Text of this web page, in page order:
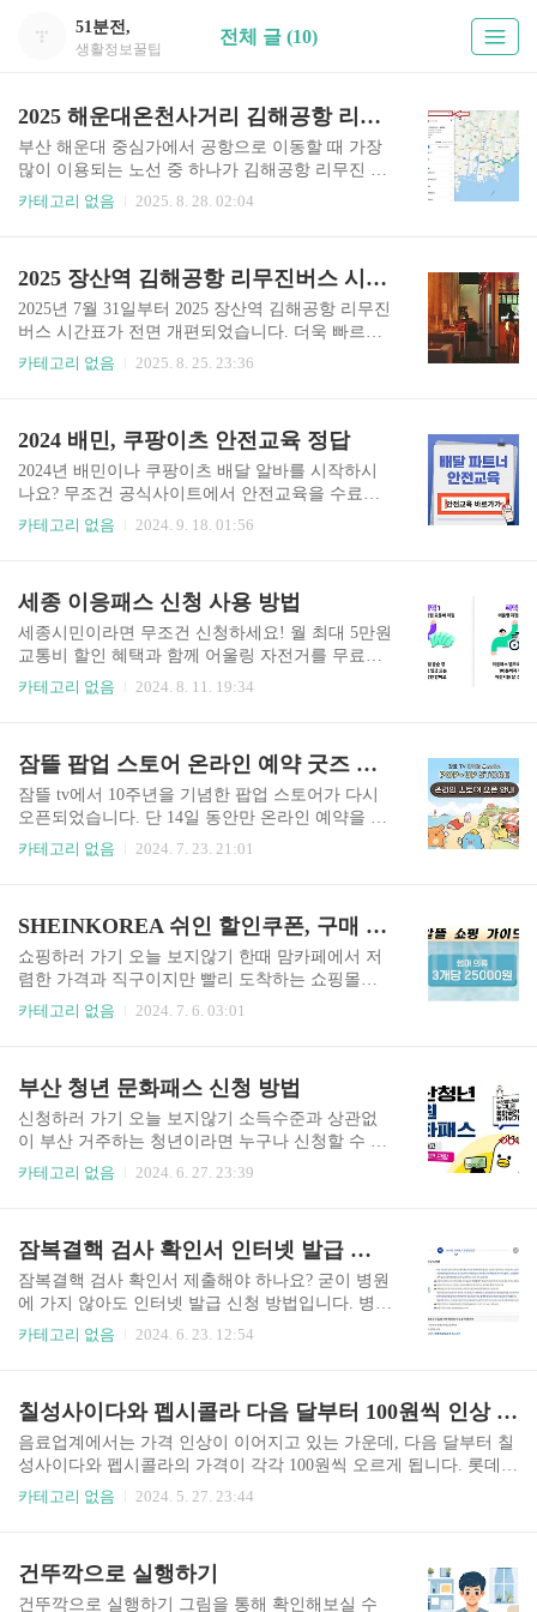
51분전,
생활정보꿀팁
전체 글 (10)
2025 해운대온천사거리 김해공항 리무진 버스 시간표
부산 해운대 중심가에서 공항으로 이동할 때 가장
많이 이용되는 노선 중 하나가 김해공항 리무진 버
스입니다. 특히 관광객과 출장객이 많이 몰리는 곳
로 안내드립니다. 📌 2025 해운대온천사거리 김해
공항 리무진 버스 시간표 2025 해운대온천사거리
김해공항 리무진 버스 시간표는 해운대 도심에서
공항으로 바로 연결되는 핵심 노선입니다. 해당 정
류장은 해운대 해수욕장과 상권 밀집 지역과 가까
분첫차막차배차 간격평일05:1619:2660분토요일·휴
일05:1619:..
카테고리 없음 2025. 8. 28. 02:04
2025 장산역 김해공항 리무진버스 시간표
2025년 7월 31일부터 2025 장산역 김해공항 리무진
버스 시간표가 전면 개편되었습니다. 더욱 빠르고
편리한 운행으로, 김해공항까지의 이동이 한층 쉬
무진버스 시간표 2025 장산역 김해공항 리무진버
스 시간표는 공항리무진 1호선 노선으로 운영되며,
하루 총 15회 운행됩니다. 📌기점 기준 첫차는 오전
4시 50분, 막차는 오후 7시이며, 김해공항 출발 기
준은 오전 7시 10분 첫차, 밤 9시 40분 막차입니다.
입니다. 장산역 인근 숙소..
카테고리 없음 2025. 8. 25. 23:36
2024 배민, 쿠팡이츠 안전교육 정답
2024년 배민이나 쿠팡이츠 배달 알바를 시작하시
나요? 무조건 공식사이트에서 안전교육을 수료해
야만 가능합니다. 2가지의 영상을 수강을 완료한
제정답 다운받기👆 2024 배민, 쿠팡이츠 안전교육
수료 방법 쿠팡이츠 배달파트너로 활동하기 위해
서는 먼저 안전교육을 이수해야 합니다. 다음은 쿠
팡이츠 배달파트너로서 안전교육을 빠르게 수료하
는 방법을 단계별로 정리한 가이드입니다. 1. 앱 다
쿠팡이츠 배달파트너로 가입한 정보를 사용하세
요. 안전교육 회원가입 바로가..
카테고리 없음 2024. 9. 18. 01:56
세종 이응패스 신청 사용 방법
세종시민이라면 무조건 신청하세요! 월 최대 5만원
교통비 할인 혜택과 함께 어울링 자전거를 무료로
무제한 이용할 수 있는 이용패스를 신청할 수 있습
마시고 반드시 신청하세요! 급하신 분들은 바로 아
래를 통해 이응패스 전용 카.드를 신용/체크로 간편
발급 후 신청하세요. 자세한 방법과 혜택은 아래 글
을 통해 한눈에 확인하실 수 있습니다. ⬇️ 빠른 신청
⬇️ 세종 이응패스 신청하기👆 세종 이응패스만의
시민이라면 누구나 이용할 수 있는 이응패스 신..
카테고리 없음 2024. 8. 11. 19:34
잠뜰 팝업 스토어 온라인 예약 굿즈 종류 pixelystore.com
잠뜰 tv에서 10주년을 기념한 팝업 스토어가 다시
오픈되었습니다. 단 14일 동안만 온라인 예약을 통
해서 굿즈를 구매하실 수 있으니 서둘러 예약하시
업 스토어 바로가기👆 잠뜰 온라인 팝업 스토어 일
정 초등학생들에게 많은 사랑을 받고 있는 잠뜰 티
비에서 팝업 스토어 온라인을 오픈했습니다. 최근
오프라인 스토어가 성공적으로 마무리되면서 미처
방문하지 못했던 팬들에게 잠뜰 팝업 스토어 온라
뜰 팝업 스토어 온라인의 경우 모든 상품들이 선 주
문 후 배..
카테고리 없음 2024. 7. 23. 21:01
SHEINKOREA 쉬인 할인쿠폰, 구매 꿀팁, 후기
쇼핑하러 가기 오늘 보지않기 한때 맘카페에서 저
렴한 가격과 직구이지만 빨리 도착하는 쇼핑몰이
있어서 이용해 보았는데 어느덧 SHEINKOREA이
니다. 장바구니 넣기 전에 무조건 확인하세요! 급
하신 분들은 바로 아래를 통해 쉬인코리아 앱을 다
운받으세요! 할인쿠폰을 가장 빠르게 발급받아 바
로 사용할 수 있습니다. ⬇️ 빠른 발급 ⬇️ 쉬인코리아
할인쿠폰 받기👆 SHEINKOREA 쉬인이란? 중국
에서 먼저 입소문이 나고 이후 한국 맘카페까지 소
개가 된 중국 ..
카테고리 없음 2024. 7. 6. 03:01
부산 청년 문화패스 신청 방법
신청하러 가기 오늘 보지않기 소득수준과 상관없
이 부산 거주하는 청년이라면 누구나 신청할 수 있
는 지원금이 있다면? 바로 부산 청년 문화패스 신
부터 하세요! 부산 청년문화패스 신청하기👆 부
산 청년 문화패스 신청 기간 및 조건 부산청년만원
문화패스는 부산 청년들에게 연 1회, 최대 11만원
의 공연 관람 지원금을 제공합니다. 지원금은 1회
에 한해 사용할 수 있으며, 공연 가격과 관계없이 1
명 ☑️ 관람 기간: 9월 1일부터 11월 30일까지 (필
요..
카테고리 없음 2024. 6. 27. 23:39
잠복결핵 검사 확인서 인터넷 발급 신청 방법
잠복결핵 검사 확인서 제출해야 하나요? 굳이 병원
에 가지 않아도 인터넷 발급 신청 방법입니다. 병원
가면 1만원을 써야 하지만 아래 글을 통해 단 3분만
습니다. 집에서도 간편하게 발급받을 수 있는 방법
은 아래 글을 통해 천천히 따라하실 수 있어요. 특
히 의료기관, 학교, 유치원, 어린이집에 근무하시나
요? 매년 검사하고 검사 확인서를 제출하는 만큼
무료로 받을 수 있는 인터넷 발급 신청 방법을 꼭
다! ⬇️ 빠른 신청 ⬇️ 잠복결핵 검사확인서 신청하기
👆 잠복 결핵 감염 ..
카테고리 없음 2024. 6. 23. 12:54
칠성사이다와 펩시콜라 다음 달부터 100원씩 인상 예정
음료업계에서는 가격 인상이 이어지고 있는 가운데, 다음 달부터 칠
성사이다와 펩시콜라의 가격이 각각 100원씩 오르게 됩니다. 롯데칠
성음료는 편의점에서 판매되는 250ml 칠성사이다와 펩시콜라의 가
안정에 기여하기 위해 평균 10.3%의 인하를 진행할 예정입니다.
카테고리 없음 2024. 5. 27. 23:44
건뚜깍으로 실행하기
건뚜깍으로 실행하기 그림을 통해 확인해보실 수